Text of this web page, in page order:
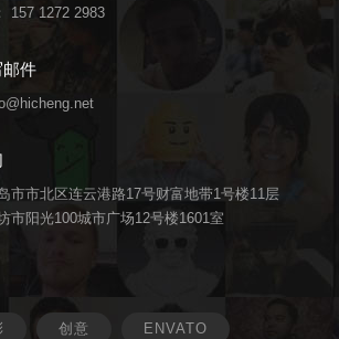
157 1272 2983
件
市市北区连云港路17号财富地带1号楼11层
市阳光100城市广场12号楼1601室
创意 ENVATO